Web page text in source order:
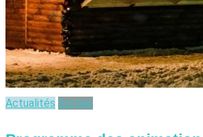
Actualités Sorties